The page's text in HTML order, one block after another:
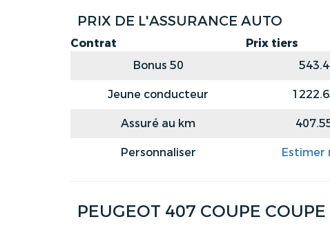
PRIX DE L'ASSURANCE AUTO
Contrat Prix tiers
Bonus 50
Jeune conducteur
Assuré au km
Personnaliser
Estimer
PEUGEOT 407 COUPE